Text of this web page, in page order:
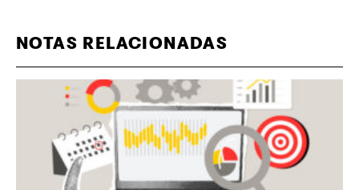
NOTAS RELACIONADAS